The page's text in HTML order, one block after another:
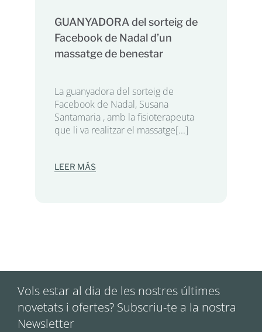
GUANYADORA del sorteig de
Facebook de Nadal d’un
massatge de benestar
La guanyadora del sorteig de
Facebook de Nadal, Susana
Santamaria , amb la fisioterapeuta
que li va realitzar el massatge[...]
LEER MÁS
Vols estar al dia de les nostres últimes
novetats i ofertes? Subscriu-te a la nostra
Newsletter